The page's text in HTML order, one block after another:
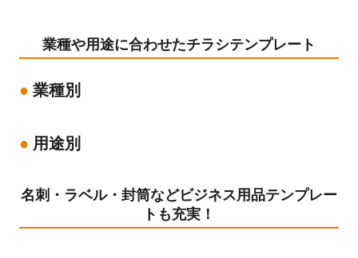
業種や用途に合わせたチラシテンプレート
業種別
用途別
名刺・ラベル・封筒などビジネス用品テンプレー
トも充実！